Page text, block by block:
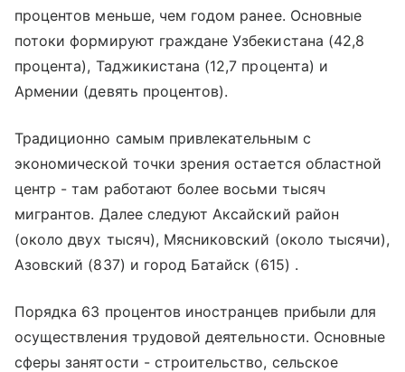
процентов меньше, чем годом ранее. Основные
потоки формируют граждане Узбекистана (42,8
процента), Таджикистана (12,7 процента) и
Армении (девять процентов).
Традиционно самым привлекательным с
экономической точки зрения остается областной
центр - там работают более восьми тысяч
мигрантов. Далее следуют Аксайский район
(около двух тысяч), Мясниковский (около тысячи),
Азовский (837) и город Батайск (615) .
Порядка 63 процентов иностранцев прибыли для
осуществления трудовой деятельности. Основные
сферы занятости - строительство, сельское